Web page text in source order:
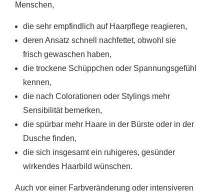
Menschen,
die sehr empfindlich auf Haarpflege reagieren,
deren Ansatz schnell nachfettet, obwohl sie
frisch gewaschen haben,
die trockene Schüppchen oder Spannungsgefühl
kennen,
die nach Colorationen oder Stylings mehr
Sensibilität bemerken,
die spürbar mehr Haare in der Bürste oder in der
Dusche finden,
die sich insgesamt ein ruhigeres, gesünder
wirkendes Haarbild wünschen.
Auch vor einer Farbveränderung oder intensiveren